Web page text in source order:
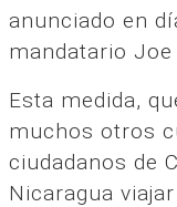
anunciado en
mandatario Joe
Esta medida,
muchos otros
ciudadanos de
Nicaragua